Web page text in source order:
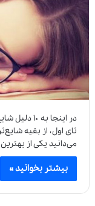
در اینجا
می‌دانید یکی از
بیشتر بخوانید »